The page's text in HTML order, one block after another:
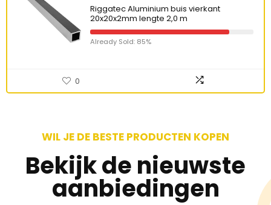
Riggatec Aluminium buis vierkant
20x20x2mm lengte 2,0 m
Already Sold: 85%
0
WIL JE DE BESTE PRODUCTEN KOPEN
Bekijk de nieuwste
aanbiedingen